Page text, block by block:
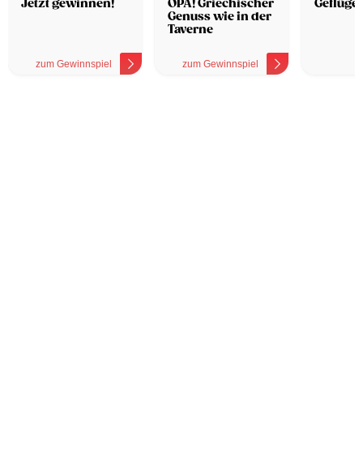
Jetzt gewinnen!
zum Gewinnspiel
OPA! Griechischer
Genuss wie in der
Taverne
zum Gewinnspiel